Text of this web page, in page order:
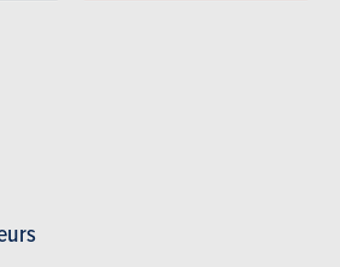
Sur le plan technologique, tous les
verticalement et contrôlé par le système
pas être divisé en deux parties pour